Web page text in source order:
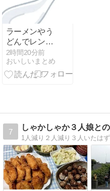
ラーメンやう
どんでレンゲ
に麺乗せる人
ってなんな
の？
2時間20分前
おいしいまとめ
7
しゃかしゃか３人娘と